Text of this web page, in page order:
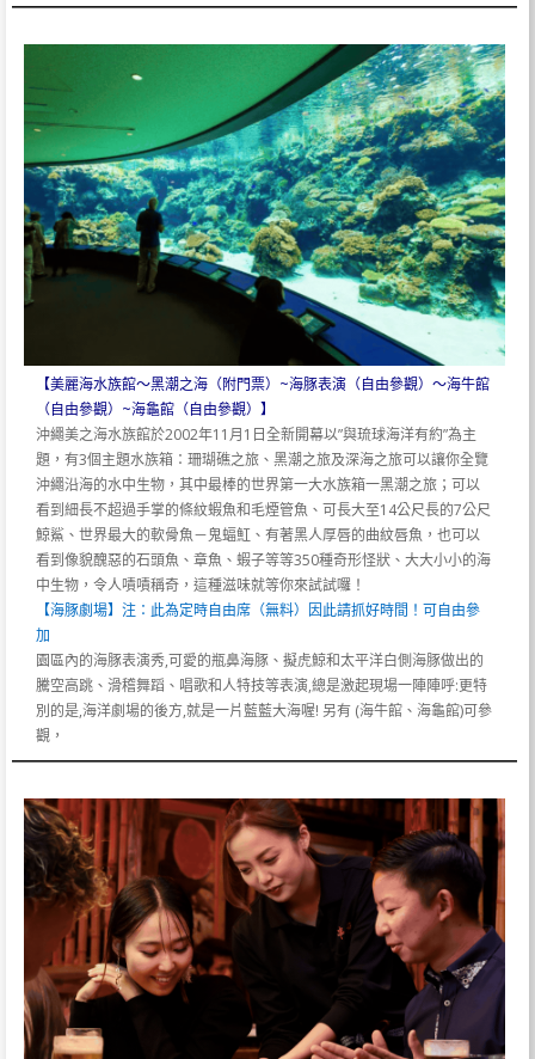
【美麗海水族館～黑潮之海（附門票）~海豚表演（自由參觀）～海牛館
（自由參觀）~海龜館（自由參觀）】
沖繩美之海水族館於2002年11月1日全新開幕以”與琉球海洋有約”為主
題，有3個主題水族箱：珊瑚礁之旅、黑潮之旅及深海之旅可以讓你全覽
沖繩沿海的水中生物，其中最棒的世界第一大水族箱一黑潮之旅；可以
看到細長不超過手掌的條紋蝦魚和毛煙管魚、可長大至14公尺長的7公尺
鯨鯊、世界最大的軟骨魚－鬼蝠魟、有著黑人厚唇的曲紋唇魚，也可以
看到像貌醜惡的石頭魚、章魚、蝦子等等350種奇形怪狀、大大小小的海
中生物，令人嘖嘖稱奇，這種滋味就等你來試試囉！
【海豚劇場】注：此為定時自由席（無料）因此請抓好時間！可自由參
加
園區內的海豚表演秀,可愛的瓶鼻海豚、擬虎鯨和太平洋白側海豚做出的
騰空高跳、滑稽舞蹈、唱歌和人特技等表演,總是激起現場一陣陣呼:更特
別的是,海洋劇場的後方,就是一片藍藍大海喔! 另有 (海牛館、海龜館)可參
觀，